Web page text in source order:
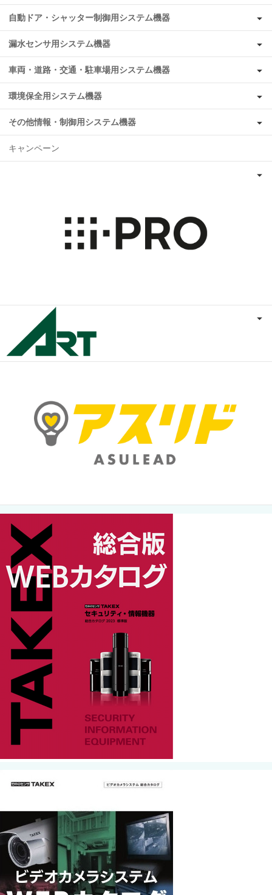
自動ドア・シャッター制御用システム機器
漏水センサ用システム機器
車両・道路・交通・駐車場用システム機器
環境保全用システム機器
その他情報・制御用システム機器
キャンペーン